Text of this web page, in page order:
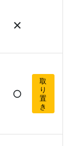
×
○
取
り
置
き